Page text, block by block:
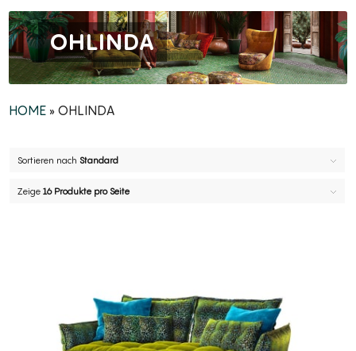
OHLINDA
HOME » OHLINDA
Sortieren nachStandard
Zeige16 Produkte pro Seite